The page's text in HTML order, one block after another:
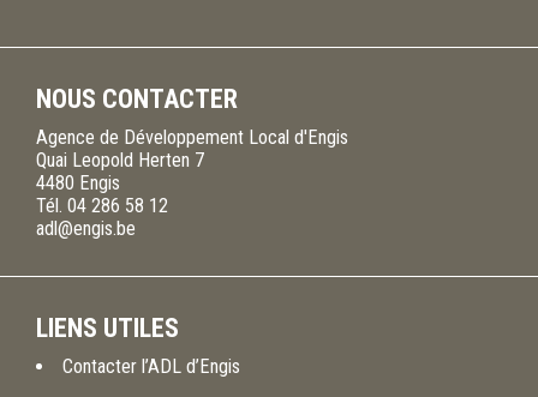
NOUS CONTACTER
Agence de Développement Local d'Engis
Quai Leopold Herten 7
4480 Engis
Tél. 04 286 58 12
adl@engis.be
LIENS UTILES
Contacter l’ADL d’Engis